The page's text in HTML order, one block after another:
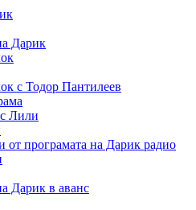
Дарик
с Тодор Пантилеев
Лили
от програмата на Дарик радио
Дарик в аванс